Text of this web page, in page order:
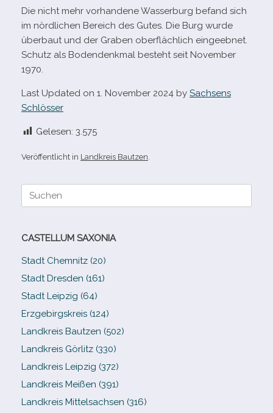
Die nicht mehr vor­han­dene Wasserburg befand sich
im nörd­li­chen Bereich des Gutes. Die Burg wurde
über­baut und der Graben ober­fläch­lich ein­ge­eb­net.
Schutz als Bodendenkmal besteht seit November
1970.
Last Updated on 1. November 2024 by Sachsens
Schlösser
Gelesen: 3.575
Veröffentlicht in Landkreis Bautzen
Suche
CASTELLUM SAXONIA
Stadt Chemnitz (20)
Stadt Dresden (161)
Stadt Leipzig (64)
Erzgebirgskreis (124)
Landkreis Bautzen (502)
Landkreis Görlitz (330)
Landkreis Leipzig (372)
Landkreis Meißen (391)
Landkreis Mittelsachsen (316)